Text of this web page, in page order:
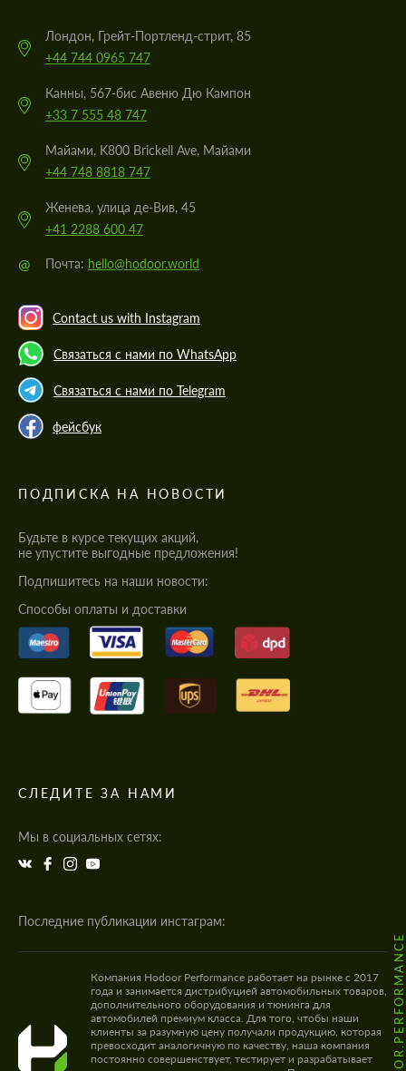
Лондон, Грейт-Портленд-стрит, 85
+44 744 0965 747
Канны, 567-бис Авеню Дю Кампон
+33 7 555 48 747
Майами, K800 Brickell Ave, Майами
+44 748 8818 747
Женева, улица де-Вив, 45
+41 2288 600 47
@ Почта: hello@hodoor.world
Contact us with Instagram
Связаться с нами по WhatsApp
Связаться с нами по Telegram
фейсбук
ПОДПИСКА НА НОВОСТИ
Будьте в курсе текущих акций,
не упустите выгодные предложения!
Подпишитесь на наши новости:
Cпособы оплаты и доставки
СЛЕДИТЕ ЗА НАМИ
Мы в социальных сетях:
Последние публикации инстаграм:
@HODOOR.PERFORMANCE
Компания Hodoor Performance работает на рынке с 2017
года и занимается дистрибуцией автомобильных товаров,
дополнительного оборудования и тюнинга для
автомобилей премиум класса. Для того, чтобы наши
клиенты за разумную цену получали продукцию, которая
превосходит аналогичную по качеству, наша компания
постоянно совершенствует, тестирует и разрабатывает